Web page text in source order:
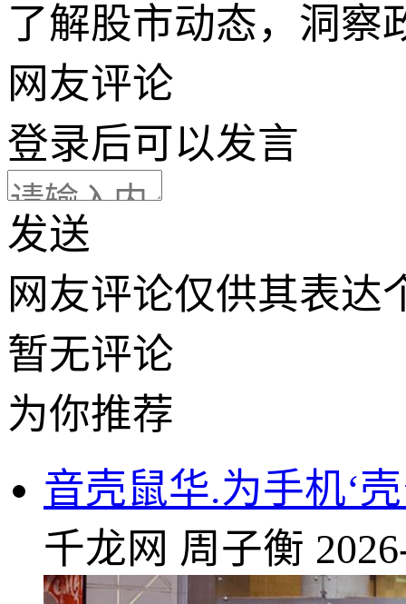
了解股市动态，洞察
网友评论
登录后可以发言
发送
网友评论仅供其表达
暂无评论
为你推荐
音壳鼠华.为手机‘
千龙网 周子衡